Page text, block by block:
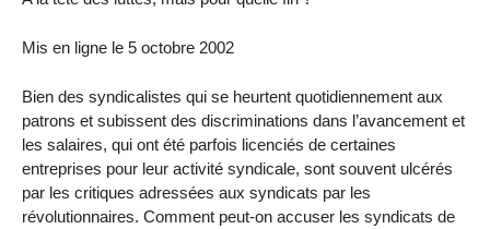
Mis en ligne le 5 octobre 2002
Bien des syndicalistes qui se heurtent quotidiennement aux
patrons et subissent des discriminations dans l’avancement et
les salaires, qui ont été parfois licenciés de certaines
entreprises pour leur activité syndicale, sont souvent ulcérés
par les critiques adressées aux syndicats par les
révolutionnaires. Comment peut-on accuser les syndicats de